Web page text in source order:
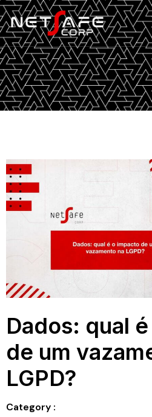
Dados: qual
de um
LGPD?
Category :